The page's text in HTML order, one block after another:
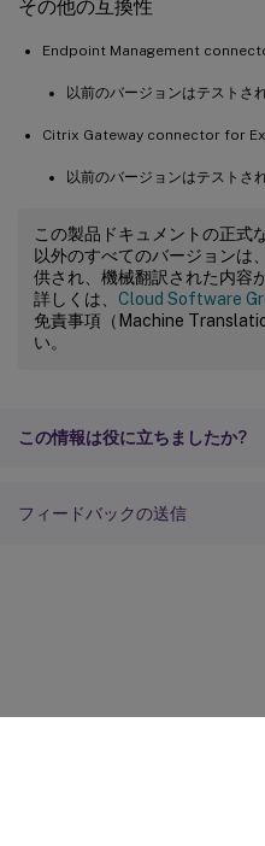
その他の互換性
Endpoint Management
以前のバージョンはテストさ
Citrix Gateway connector for
以前のバージョンはテストさ
この製品ドキュメントの正式
以外のすべてのバージョンは
供され、機械翻訳された内容
詳しくは、 Cloud Software
免責事項（Machine
い。
この情報は役に立ちましたか?
フィードバックの送信